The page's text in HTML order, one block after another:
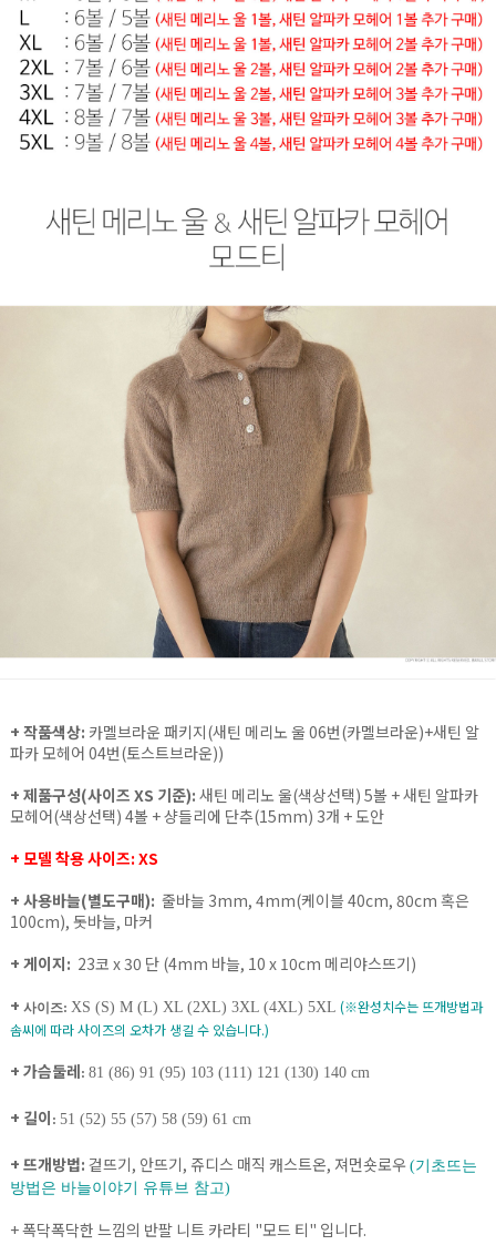
+ 작품색상: 카멜브라운 패키지(새틴 메리노 울 06번(카멜브라운)+새틴 알
파카 모헤어 04번(토스트브라운))
+ 제품구성(사이즈 XS 기준): 새틴 메리노 울(색상선택) 5볼 + 새틴 알파카
모헤어(색상선택) 4볼 + 샹들리에 단추(15mm) 3개 + 도안
+ 모델 착용 사이즈: XS
+ 사용바늘(별도구매): 줄바늘 3mm, 4mm(케이블 40cm, 80cm 혹은
100cm), 돗바늘, 마커
+ 게이지: 23코 x 30 단 (4mm 바늘, 10 x 10cm 메리야스뜨기)
+ 사이즈: XS (S) M (L) XL (2XL) 3XL (4XL) 5XL (※완성치수는 뜨개방법과
솜씨에 따라 사이즈의 오차가 생길 수 있습니다.)
+ 가슴둘레: 81 (86) 91 (95) 103 (111) 121 (130) 140 cm
+ 길이 : 51 (52) 55 (57) 58 (59) 61 cm
+ 뜨개방법: 겉뜨기, 안뜨기, 쥬디스 매직 캐스트온, 져먼숏로우 (기초뜨는
방법은 바늘이야기 유튜브 참고)
+ 폭닥폭닥한 느낌의 반팔 니트 카라티 "모드 티" 입니다.